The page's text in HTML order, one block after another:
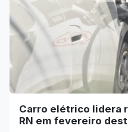
Carro elétrico lidera
RN em fevereiro